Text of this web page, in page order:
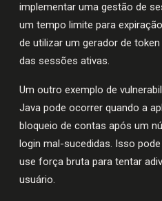
implementar uma gestão de
um tempo limite para
de utilizar um gerador de
das sessões ativas.
Um outro exemplo de
Java pode ocorrer quando a
bloqueio de contas após um
login mal-sucedidas. Isso
use força bruta para tentar
usuário.